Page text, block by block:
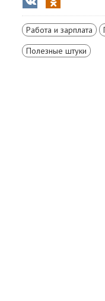
Работа и зарплата
Полезные штуки